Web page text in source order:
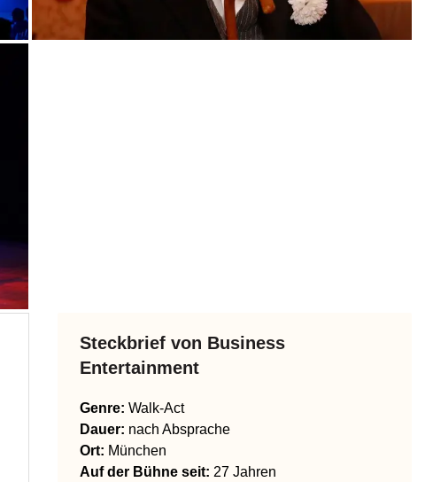
Steckbrief von Business
Entertainment
Genre: Walk-Act
Dauer: nach Absprache
Ort: München
Auf der Bühne seit: 27 Jahren